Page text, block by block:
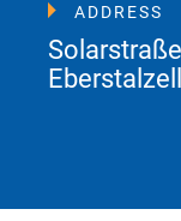
ADDRESS
Eberstalzell